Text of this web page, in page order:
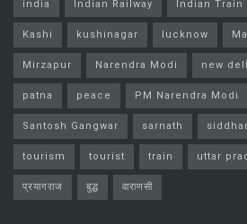
india Indian Railway Indian Train
Kashi kushinagar lucknow
Mirzapur Narendra Modi new
patna peace PM Narendra Modi
Santosh Gangwar sarnath
tourism tourist train uttar
प्रयागराज बुद्ध वाराणसी